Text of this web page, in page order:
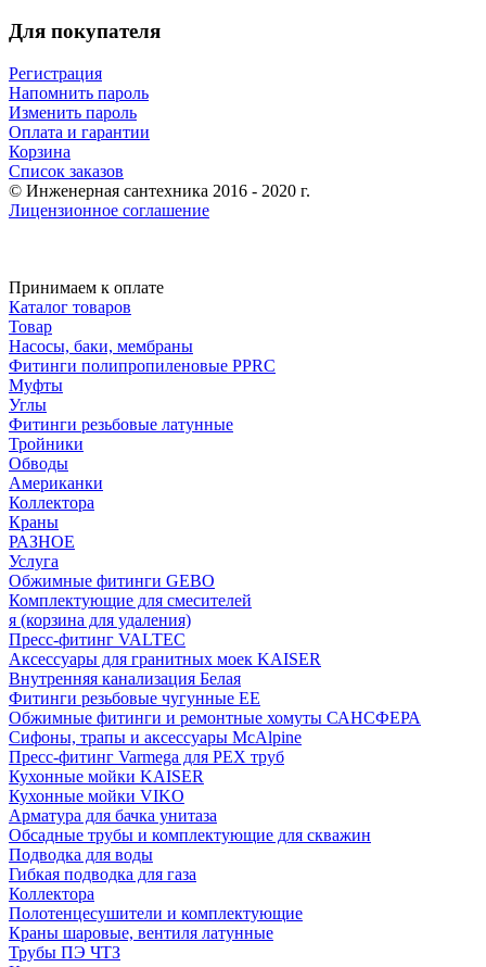
Для покупателя
Регистрация
Напомнить пароль
Изменить пароль
Оплата и гарантии
Корзина
Список заказов
© Инженерная сантехника 2016 - 2020 г.
Лицензионное соглашение
Принимаем к оплате
Каталог товаров
Товар
Насосы, баки, мембраны
Фитинги полипропиленовые PPRC
Муфты
Углы
Фитинги резьбовые латунные
Тройники
Обводы
Американки
Коллектора
Краны
РАЗНОЕ
Услуга
Обжимные фитинги GEBO
Комплектующие для смесителей
я (корзина для удаления)
Пресс-фитинг VALTEC
Аксессуары для гранитных моек KAISER
Внутренняя канализация Белая
Фитинги резьбовые чугунные EE
Обжимные фитинги и ремонтные хомуты САНСФЕРА
Сифоны, трапы и аксессуары McAlpine
Пресс-фитинг Varmega для PEX труб
Кухонные мойки KAISER
Кухонные мойки VIKO
Арматура для бачка унитаза
Обсадные трубы и комплектующие для скважин
Подводка для воды
Гибкая подводка для газа
Коллектора
Полотенцесушители и комплектующие
Краны шаровые, вентиля латунные
Трубы ПЭ ЧТЗ